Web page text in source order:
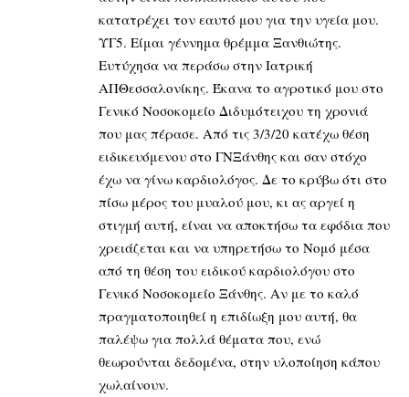
κατατρέχει τον εαυτό μου για την υγεία μου.
ΥΓ5. Είμαι γέννημα θρέμμα Ξανθιώτης.
Ευτύχησα να περάσω στην Ιατρική
ΑΠΘεσσαλονίκης. Έκανα το αγροτικό μου στο
Γενικό Νοσοκομείο Διδυμότειχου τη χρονιά
που μας πέρασε. Από τις 3/3/20 κατέχω θέση
ειδικευόμενου στο ΓΝΞάνθης και σαν στόχο
έχω να γίνω καρδιολόγος. Δε το κρύβω ότι στο
πίσω μέρος του μυαλού μου, κι ας αργεί η
στιγμή αυτή, είναι να αποκτήσω τα εφόδια που
χρειάζεται και να υπηρετήσω το Νομό μέσα
από τη θέση του ειδικού καρδιολόγου στο
Γενικό Νοσοκομείο Ξάνθης. Αν με το καλό
πραγματοποιηθεί η επιδίωξη μου αυτή, θα
παλέψω για πολλά θέματα που, ενώ
θεωρούνται δεδομένα, στην υλοποίηση κάπου
χωλαίνουν.